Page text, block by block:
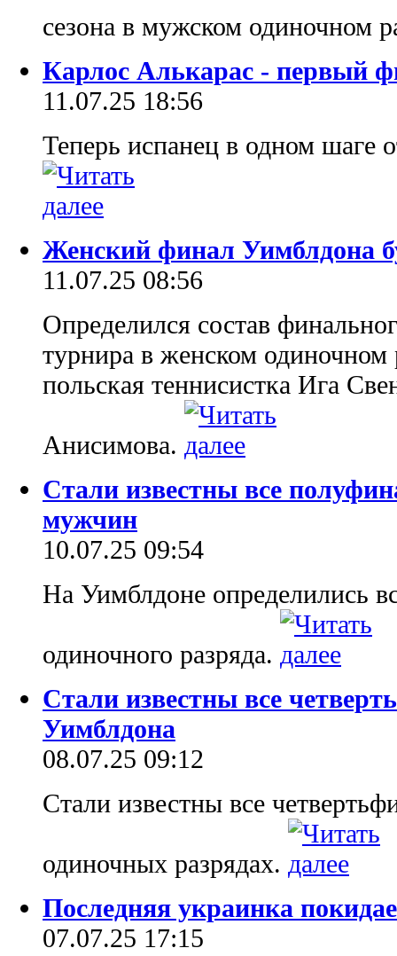
сезона в мужском одиночном
Карлос Алькарас - первый
11.07.25 18:56
Теперь испанец в одном шаге
Женский финал Уимблдона
11.07.25 08:56
Определился состав
турнира в женском одиночном
польская теннисистка Ига
Анисимова.
Стали известны все
мужчин
10.07.25 09:54
На Уимблдоне определились
одиночного разряда.
Стали известны все
Уимблдона
08.07.25 09:12
Стали известны все
одиночных разрядах.
Последняя украинка
07.07.25 17:15